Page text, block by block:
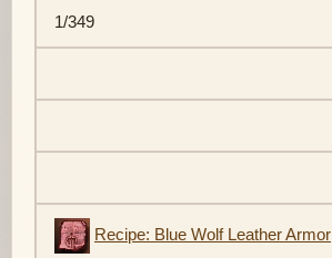
1/349
Recipe: Blue Wolf Leather Armor